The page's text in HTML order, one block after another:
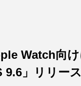
Watch向け
9.6」リリース